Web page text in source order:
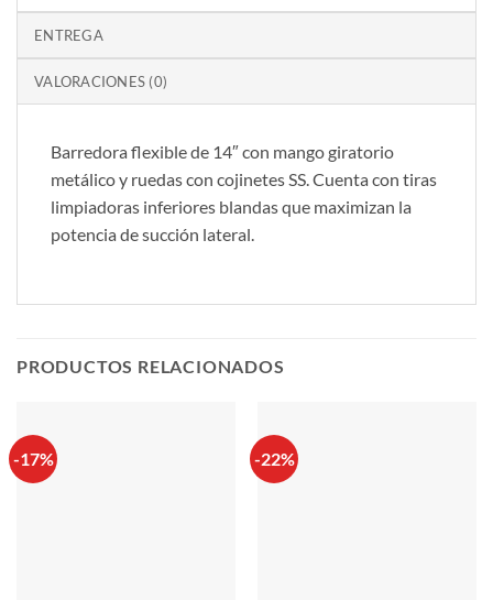
ENTREGA
VALORACIONES (0)
Barredora flexible de 14″ con mango giratorio
metálico y ruedas con cojinetes SS. Cuenta con tiras
limpiadoras inferiores blandas que maximizan la
potencia de succión lateral.
PRODUCTOS RELACIONADOS
-17% -22%